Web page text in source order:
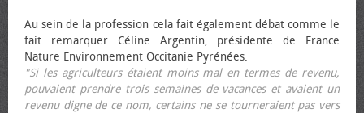
Au sein de la profession cela fait également débat comme le
fait remarquer Céline Argentin, présidente de France
Nature Environnement Occitanie Pyrénées.
"Si les agriculteurs étaient moins mal en termes de revenu,
pouvaient prendre trois semaines de vacances et avaient un
revenu digne de ce nom, certains ne se tourneraient pas vers